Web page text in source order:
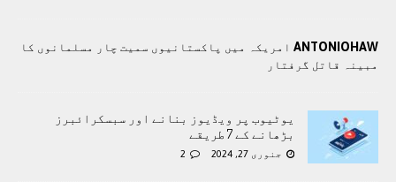
ANTONIOHAW امریکہ میں پاکستانیوں سمیت چار مسلمانوں کا
مبینہ قاتل گرفتار
یوٹیوب پر ویڈیوز بنانے اور سبسکرائبرز
بڑھانے کے 7 طریقے
جنوری 27, 2024 2